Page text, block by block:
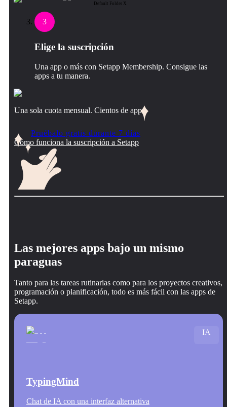
Default Folder X
3
Elige la suscripción
Una app o más con Setapp Membership. Consigue las
apps a tu manera.
Una sola cuota mensual. Cientos de apps.
Pruébalo gratis durante 7 días
Cómo funciona la suscripción a Setapp
Las mejores apps bajo un mismo
paraguas
Tanto para las tareas rutinarias como para los proyectos creativos,
programación o planificación, todo es más fácil con las apps de
Setapp.
TypingMind
Chat de IA con una interfaz alternativa
IA